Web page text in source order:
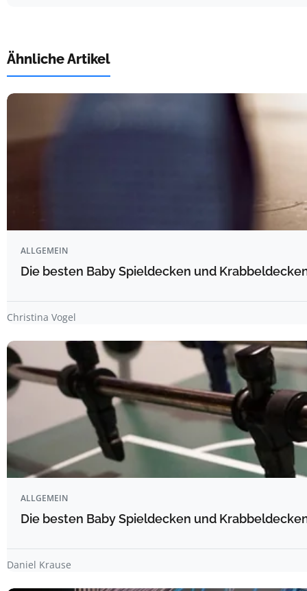
Ähnliche Artikel
ALLGEMEIN
Die besten Baby Spieldecken und
Christina Vogel
ALLGEMEIN
Die besten Baby Spieldecken und
Daniel Krause